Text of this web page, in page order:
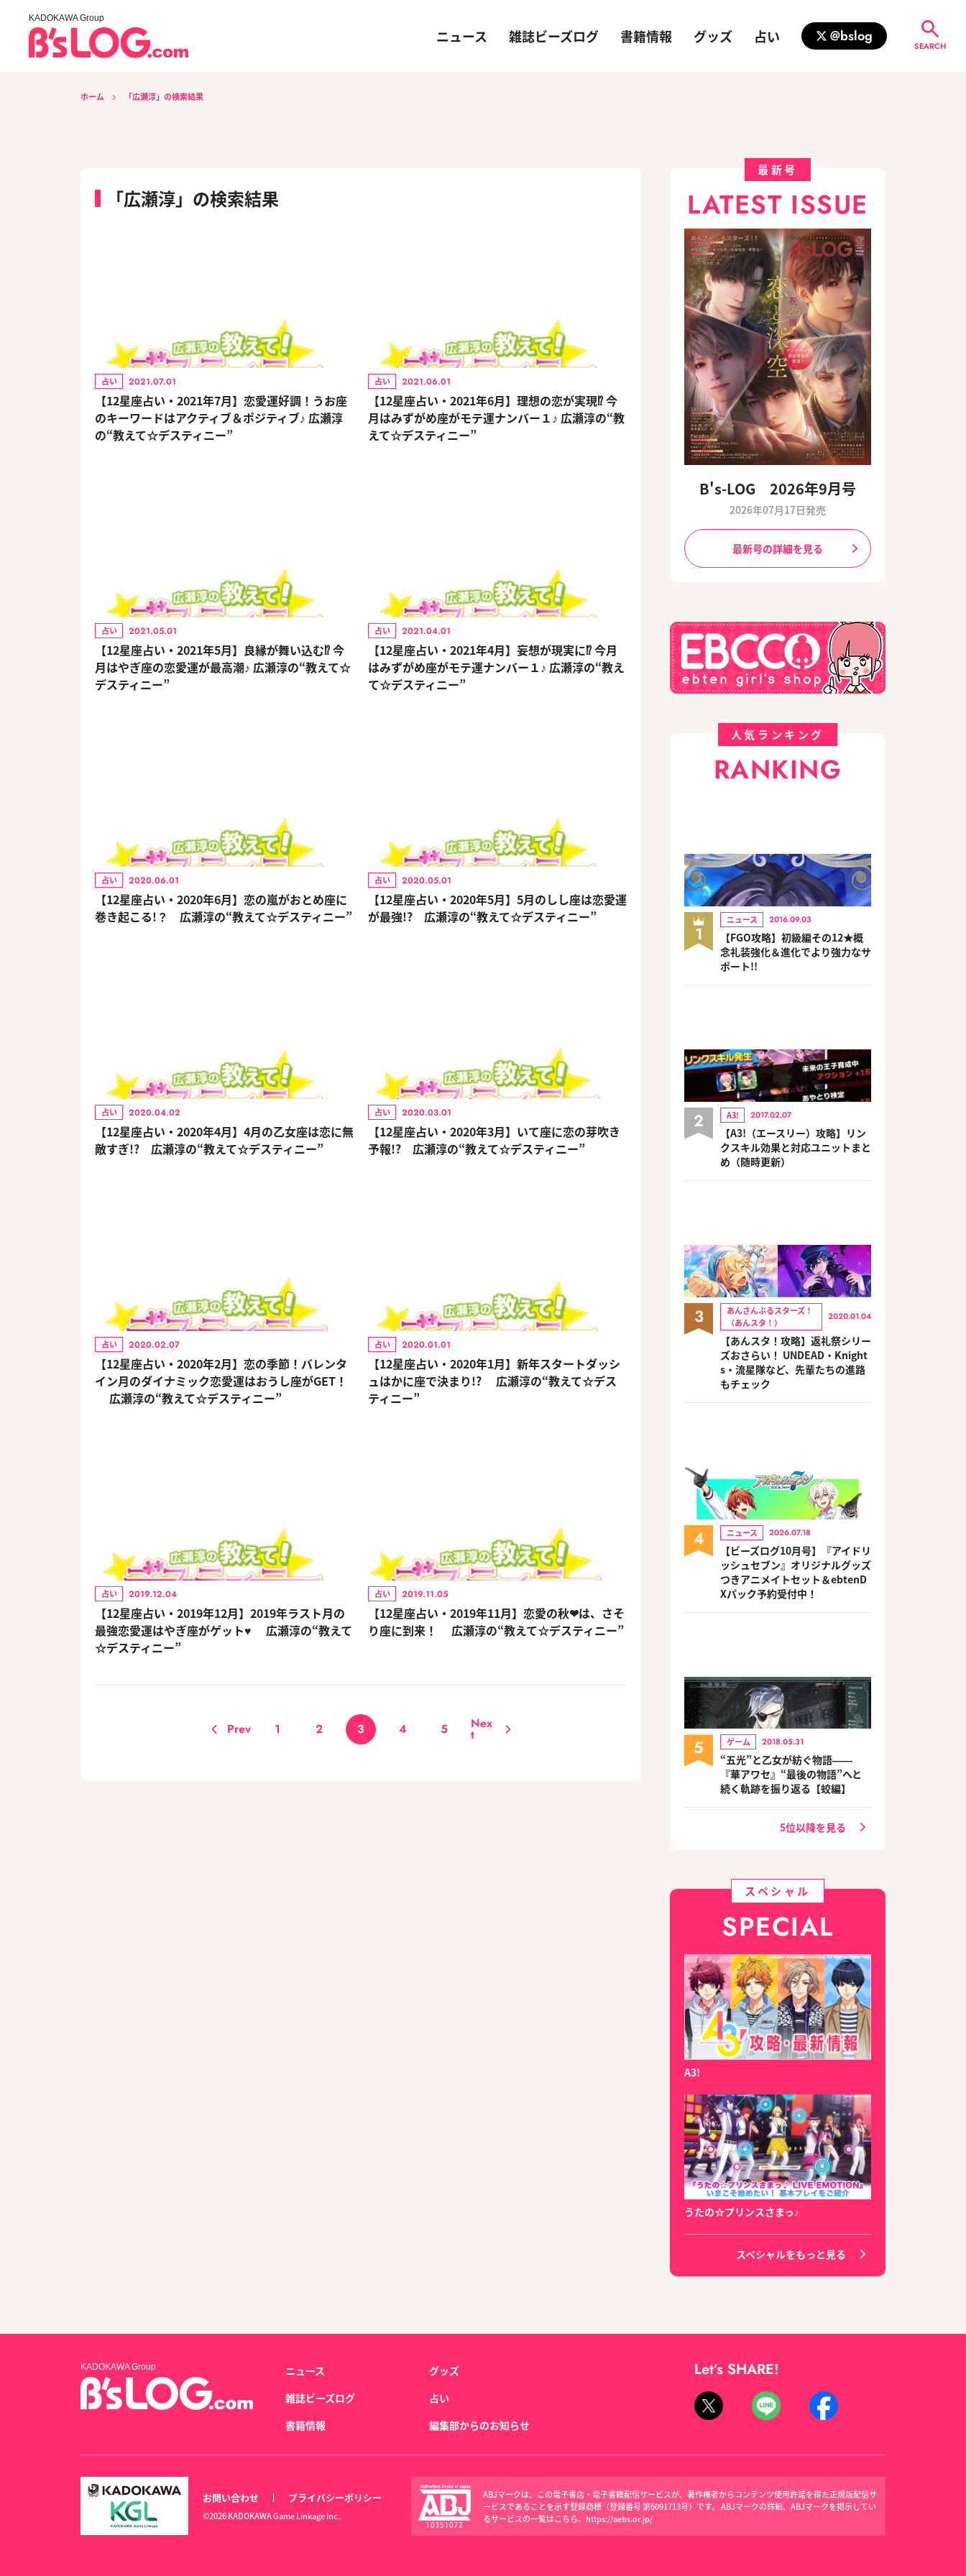
KADOKAWA Group
ニュース 雑誌ビーズログ 書籍情報 グッズ 占い @bslog
SEARCH
ホーム 「広瀬淳」の検索結果
「広瀬淳」の検索結果
占い 2021.07.01
【12星座占い・2021年7月】恋愛運好調！うお座
のキーワードはアクティブ＆ポジティブ♪ 広瀬淳
の“教えて☆デスティニー”
占い 2021.06.01
【12星座占い・2021年6月】理想の恋が実現⁉ 今
月はみずがめ座がモテ運ナンバー１♪ 広瀬淳の“教
えて☆デスティニー”
占い 2021.05.01
【12星座占い・2021年5月】良縁が舞い込む⁉ 今
月はやぎ座の恋愛運が最高潮♪ 広瀬淳の“教えて☆
デスティニー”
占い 2021.04.01
【12星座占い・2021年4月】妄想が現実に⁉ 今月
はみずがめ座がモテ運ナンバー１♪ 広瀬淳の“教え
て☆デスティニー”
占い 2020.06.01
【12星座占い・2020年6月】恋の嵐がおとめ座に
巻き起こる!？ 広瀬淳の“教えて☆デスティニー”
占い 2020.05.01
【12星座占い・2020年5月】5月のしし座は恋愛運
が最強!? 広瀬淳の“教えて☆デスティニー”
占い 2020.04.02
【12星座占い・2020年4月】4月の乙女座は恋に無
敵すぎ!? 広瀬淳の“教えて☆デスティニー”
占い 2020.03.01
【12星座占い・2020年3月】いて座に恋の芽吹き
予報!? 広瀬淳の“教えて☆デスティニー”
占い 2020.02.07
【12星座占い・2020年2月】恋の季節！バレンタ
イン月のダイナミック恋愛運はおうし座がGET！
広瀬淳の“教えて☆デスティニー”
占い 2020.01.01
【12星座占い・2020年1月】新年スタートダッシ
ュはかに座で決まり!? 広瀬淳の“教えて☆デス
ティニー”
占い 2019.12.04
【12星座占い・2019年12月】2019年ラスト月の
最強恋愛運はやぎ座がゲット♥ 広瀬淳の“教えて
☆デスティニー”
占い 2019.11.05
【12星座占い・2019年11月】恋愛の秋❤は、さそ
り座に到来！ 広瀬淳の“教えて☆デスティニー”
Prev 1 2 3 4 5 Nex
t
最新号
LATEST ISSUE
B's-LOG 2026年9月号
2026年07月17日発売
最新号の詳細を見る
人気ランキング
RANKING
1
ニュース 2016.09.03
【FGO攻略】初級編その12★概
念礼装強化＆進化でより強力なサ
ポート!!
2 A3! 2017.02.07
【A3!（エースリー）攻略】リン
クスキル効果と対応ユニットまと
め（随時更新）
3
あんさんぶるスターズ！
（あんスタ！）
2020.01.04
【あんスタ！攻略】返礼祭シリー
ズおさらい！ UNDEAD・Knight
s・流星隊など、先輩たちの進路
もチェック
4 ニュース 2026.07.18
【ビーズログ10月号】『アイドリ
ッシュセブン』オリジナルグッズ
つきアニメイトセット＆ebtenD
Xパック予約受付中！
5 ゲーム 2018.05.31
“五光”と乙女が紡ぐ物語――
『華アワセ』“最後の物語”へと
続く軌跡を振り返る【蛟編】
5位以降を見る
スペシャル
SPECIAL
A3!
うたの☆プリンスさまっ♪
スペシャルをもっと見る
KADOKAWA Group
ニュース
雑誌ビーズログ
書籍情報
グッズ
占い
編集部からのお知らせ
Let’s SHARE!
お問い合わせ プライバシーポリシー
©2026 KADOKAWA Game Linkage Inc.
ABJマークは、この電子書店・電子書籍配信サービスが、著作権者からコンテンツ使用許諾を得た正規版配信サ
ービスであることを示す登録商標（登録番号 第6091713号）です。 ABJマークの詳細、ABJマークを掲示してい
るサービスの一覧はこちら。 https://aebs.or.jp/